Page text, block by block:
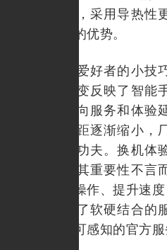
了散热问题，采用导热
法所不具备的优势。
从数码爱好者的小技巧
务，这一转变反映了智能
从硬件参数向服务和体验
像等硬件差距逐渐缩小，
服务环节下功夫。换机
一个环节，其重要性不
件层面简化操作、提升速
做法则体现了软硬结合
为标准化、可感知的官方服